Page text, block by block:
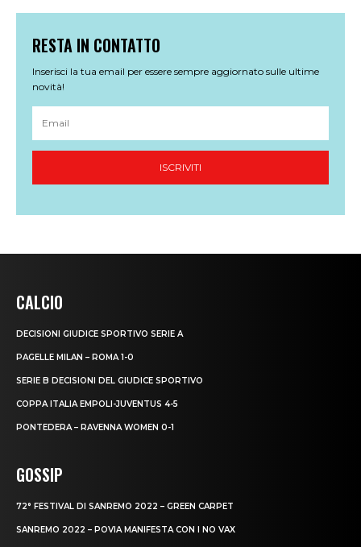
CALCIO
DECISIONI GIUDICE SPORTIVO SERIE A
PAGELLE MILAN – ROMA 1-0
SERIE B DECISIONI DEL GIUDICE SPORTIVO
COPPA ITALIA EMPOLI-JUVENTUS 4-5
PONTEDERA – RAVENNA WOMEN 0-1
GOSSIP
72° FESTIVAL DI SANREMO 2022 – GREEN CARPET
SANREMO 2022 – POVIA MANIFESTA CON I NO VAX